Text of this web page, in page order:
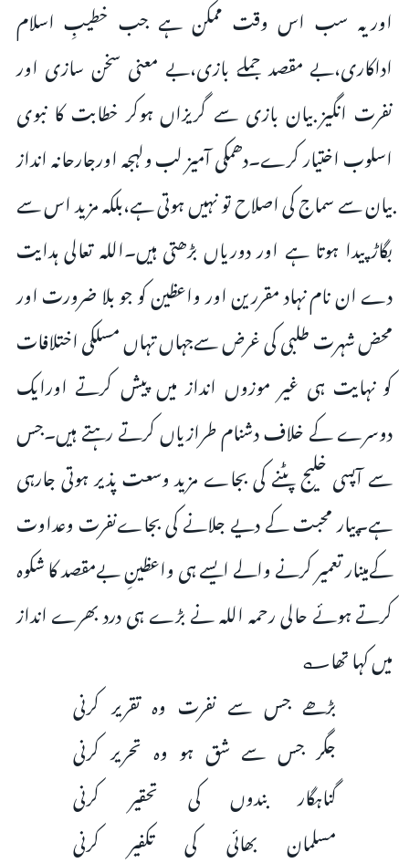
اوریہ سب اس وقت ممکن ہے جب خطیبِ اسلام
اداکاری،بے مقصد جملے بازی،بے معنی سخن سازی اور
نفرت انگیز بیان بازی سے گریزاں ہوکر خطابت کا نبوی
اسلوب اختیار کرے۔دھمکی آمیز لب ولہجہ اورجارحانہ انداز
بیان سے سماج کی اصلاح تو نہیں ہوتی ہے،بلکہ مزید اس سے
بگاڑ پیدا ہوتا ہے اور دوریاں بڑھتی ہیں۔اللہ تعالی ہدایت
دے ان نام نہاد مقررین اور واعظین کو جو بلا ضرورت اور
محض شہرت طلبی کی غرض سےجہاں تہاں مسلکی اختلافات
کو نہایت ہی غیر موزوں انداز میں پیش کرتے اورایک
دوسرے کے خلاف دشنام طرازیاں کرتے رہتے ہیں۔جس
سے آپسی خلیج پٹنے کی بجاے مزید وسعت پذیر ہوتی جارہی
ہے۔پیار محبت کے دیے جلانے کی بجاےنفرت وعداوت
کےمینار تعمیر کرنے والے ایسے ہی واعظینِ بےمقصد کا شکوہ
کرتے ہوئے حالی رحمہ اللہ نے بڑے ہی درد بھرے انداز
میں کہا تھا؎
بڑھے جس سے نفرت وہ تقریر کرنی
جگر جس سے شق ہو وہ تحریر کرنی
گناہگار بندوں کی تحقیر کرنی
مسلمان بھائی کی تکفیر کرنی